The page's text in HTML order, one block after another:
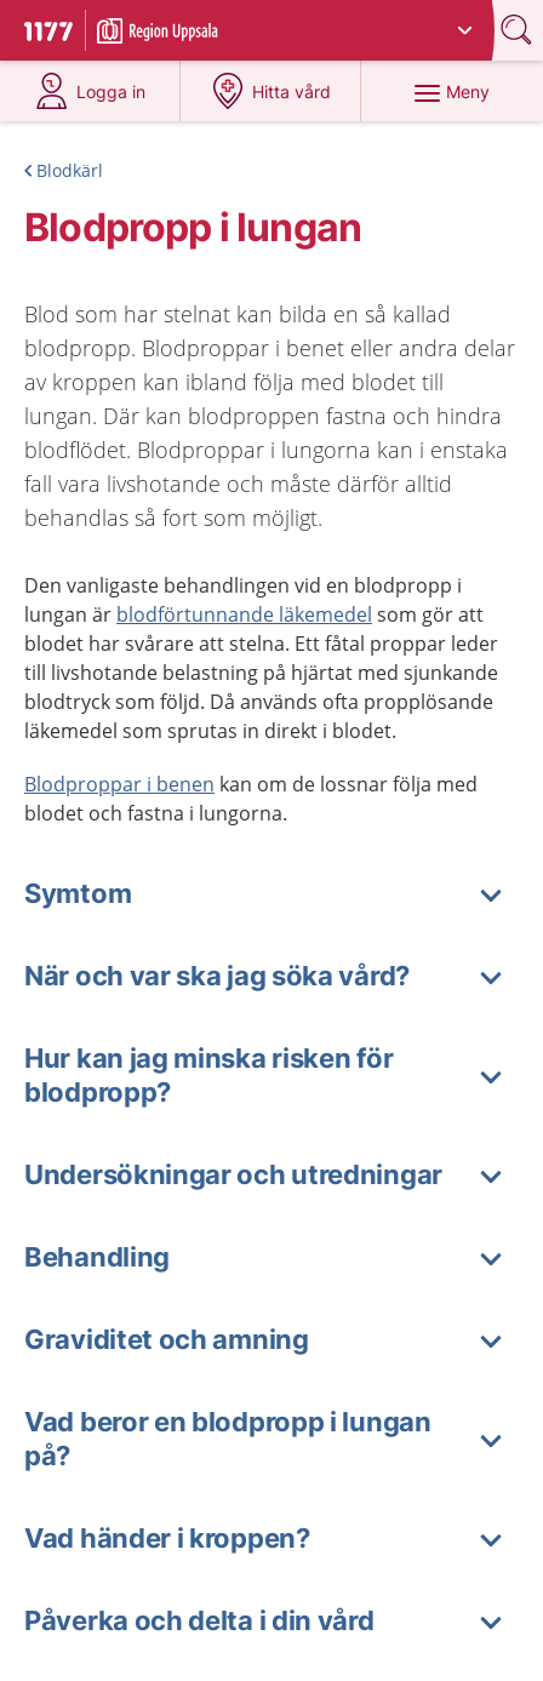
Till startsidan för 1177
Du har valt region
Logga in
på 1177.se
Hitta vård
på 1177.se
Meny
Blodkärl
Blodpropp i lungan
Blod som har stelnat kan bilda en så kallad
blodpropp. Blodproppar i benet eller andra delar
av kroppen kan ibland följa med blodet till
lungan. Där kan blodproppen fastna och hindra
blodflödet. Blodproppar i lungorna kan i enstaka
fall vara livshotande och måste därför alltid
behandlas så fort som möjligt.
Den vanligaste behandlingen vid en blodpropp i
lungan är blodförtunnande läkemedel som gör att
blodet har svårare att stelna. Ett fåtal proppar leder
till livshotande belastning på hjärtat med sjunkande
blodtryck som följd. Då används ofta propplösande
läkemedel som sprutas in direkt i blodet.
Blodproppar i benen kan om de lossnar följa med
blodet och fastna i lungorna.
Symtom
När och var ska jag söka vård?
Hur kan jag minska risken för
blodpropp?
Undersökningar och utredningar
Behandling
Graviditet och amning
Vad beror en blodpropp i lungan
på?
Vad händer i kroppen?
Påverka och delta i din vård